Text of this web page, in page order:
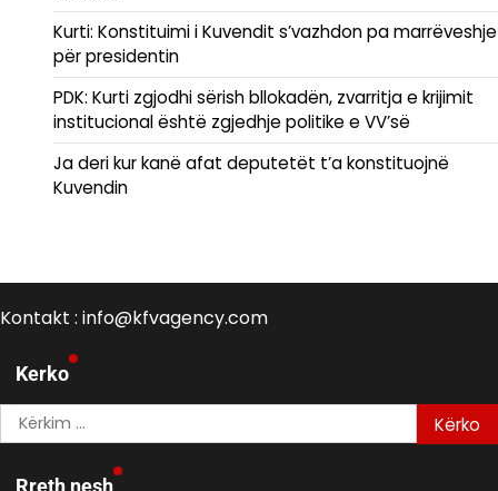
Kurti: Konstituimi i Kuvendit s’vazhdon pa marrëveshje
për presidentin
PDK: Kurti zgjodhi sërish bllokadën, zvarritja e krijimit
institucional është zgjedhje politike e VV’së
Ja deri kur kanë afat deputetët t’a konstituojnë
Kuvendin
Kontakt : info@kfvagency.com
Kerko
Kërko
për:
Rreth nesh